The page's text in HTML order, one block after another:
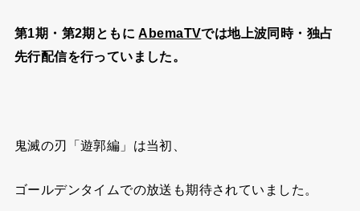
第1期・第2期ともに AbemaTVでは地上波同時・独占
先行配信を行っていました。
鬼滅の刃「遊郭編」は当初、
ゴールデンタイムでの放送も期待されていました。